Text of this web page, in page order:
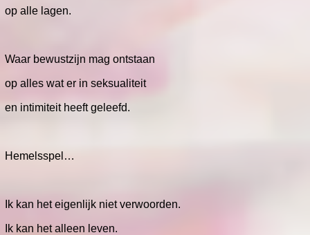
op alle lagen.
Waar bewustzijn mag ontstaan
op alles wat er in seksualiteit
en intimiteit heeft geleefd.
Hemelsspel…
Ik kan het eigenlijk niet verwoorden.
Ik kan het alleen leven.